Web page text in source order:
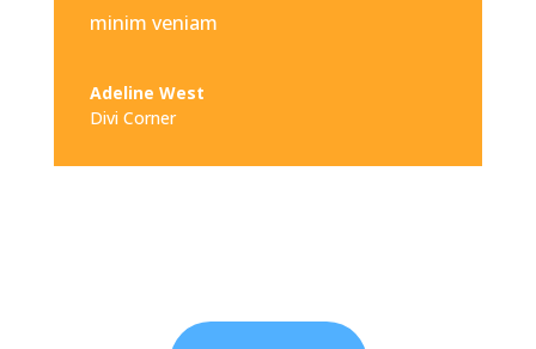
minim veniam
Adeline West
Divi Corner